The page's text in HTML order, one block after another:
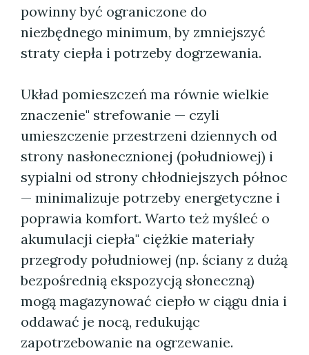
powinny być ograniczone do
niezbędnego minimum, by zmniejszyć
straty ciepła i potrzeby dogrzewania.
Układ pomieszczeń ma równie wielkie
znaczenie" strefowanie — czyli
umieszczenie przestrzeni dziennych od
strony nasłonecznionej (południowej) i
sypialni od strony chłodniejszych północ
— minimalizuje potrzeby energetyczne i
poprawia komfort. Warto też myśleć o
akumulacji ciepła" ciężkie materiały
przegrody południowej (np. ściany z dużą
bezpośrednią ekspozycją słoneczną)
mogą magazynować ciepło w ciągu dnia i
oddawać je nocą, redukując
zapotrzebowanie na ogrzewanie.